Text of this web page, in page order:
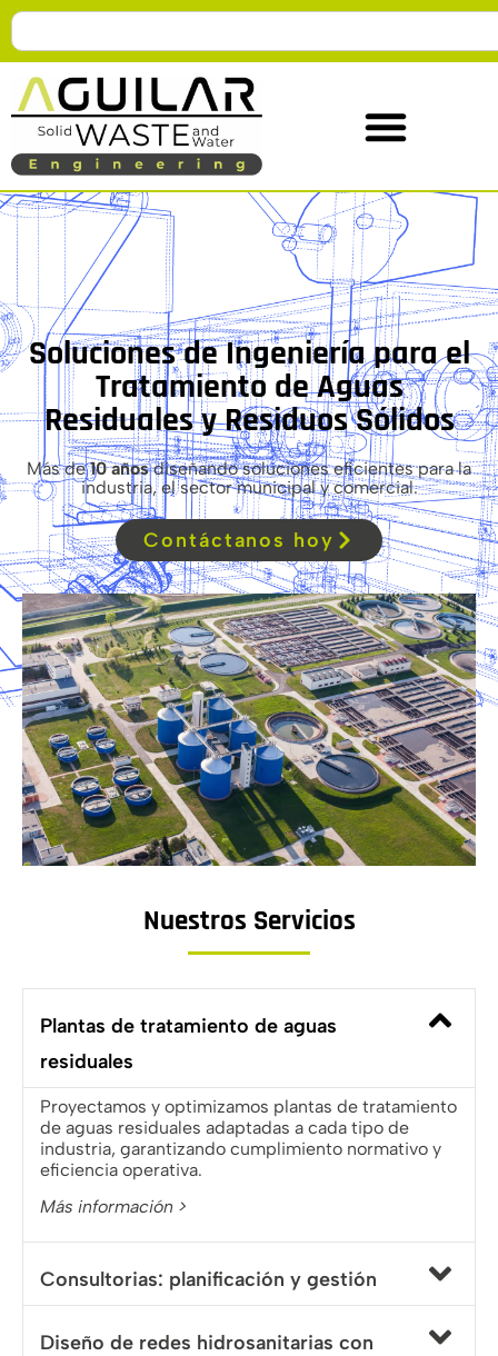
Soluciones de Ingeniería para el
Tratamiento de Aguas
Residuales y Residuos Sólidos
Más de10 añosdiseñando soluciones eficientes para la
industria, el sector municipal y comercial.
Contáctanos hoy
Nuestros Servicios
Plantas de tratamiento de aguas
residuales
Proyectamos y optimizamos plantas de tratamiento
de aguas residuales adaptadas a cada tipo de
industria, garantizando cumplimiento normativo y
eficiencia operativa.
Más información >
Consultorias: planificación y gestión
Diseño de redes hidrosanitarias con